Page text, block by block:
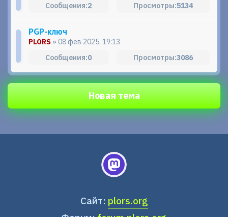
2
5134
PGP-ключ
PLORS » 08 фев 2025, 19:13
0
3086
Новая тема
Сайт: plors.org